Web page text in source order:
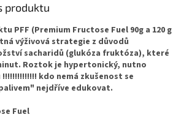
produktu
PFF (Premium Fructose Fuel 90g a 120 g
výživová strategie z důvodů
sacharidů (glukóza fruktóza), které
Roztok je hypertonický, nutno
kdo nemá zkušenost se
nejdříve edukovat.
Fuel